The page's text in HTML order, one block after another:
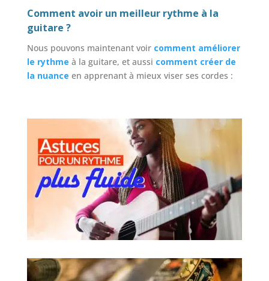
Comment avoir un meilleur rythme à la
guitare ?
Nous pouvons maintenant voir comment améliorer
le rythme à la guitare, et aussi comment créer de
la nuance en apprenant à mieux viser ses cordes :